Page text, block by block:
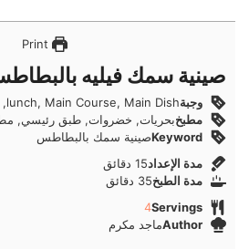
Print
صينية سمك فيليه
وجبةlunch, Main Course, Main Dish, أسماك, خضار, طبق رئيسي
مطبخبحريات, خضروات, طبق رئيسي,
Keywordصينية سمك بالبطاطس
مدة الإعداد15دقائق
دقائق
مدة الطبخ35 دقائق
دقائق
Servings
4
Authorماجد مكرم